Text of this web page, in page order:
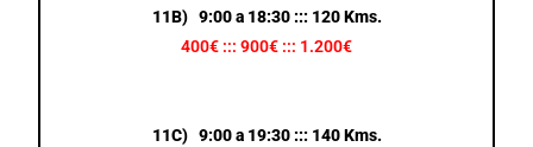
11B) 9:00 a 18:30 ::: 120 Kms.
400€ ::: 900€ ::: 1.200€
11C) 9:00 a 19:30 ::: 140 Kms.